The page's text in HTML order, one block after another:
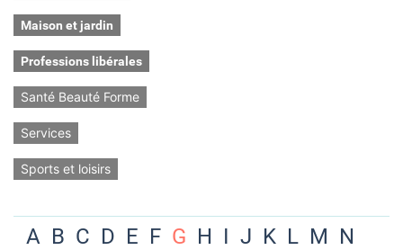
Maison et jardin
Professions libérales
Santé Beauté Forme
Services
Sports et loisirs
A B C D E F G H I J K L M N